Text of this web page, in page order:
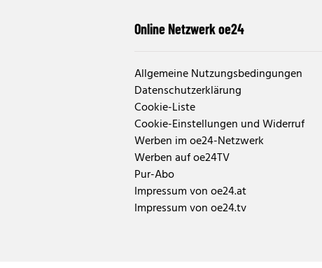
Online Netzwerk oe24
Allgemeine Nutzungsbedingungen
Datenschutzerklärung
Cookie-Liste
Cookie-Einstellungen und Widerruf
Werben im oe24-Netzwerk
Werben auf oe24TV
Pur-Abo
Impressum von oe24.at
Impressum von oe24.tv